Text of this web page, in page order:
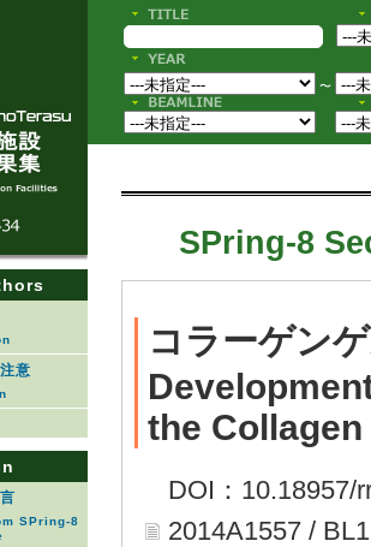
意
SPring-8
〜
SPring-8
コラーゲン
the Collagen
DOI：10.18957/
2014A1557 /